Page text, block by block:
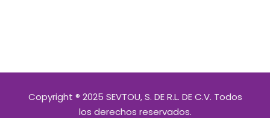
Copyright ® 2025 SEVTOU, S. DE R.L. DE C.V. Todos
los derechos reservados.